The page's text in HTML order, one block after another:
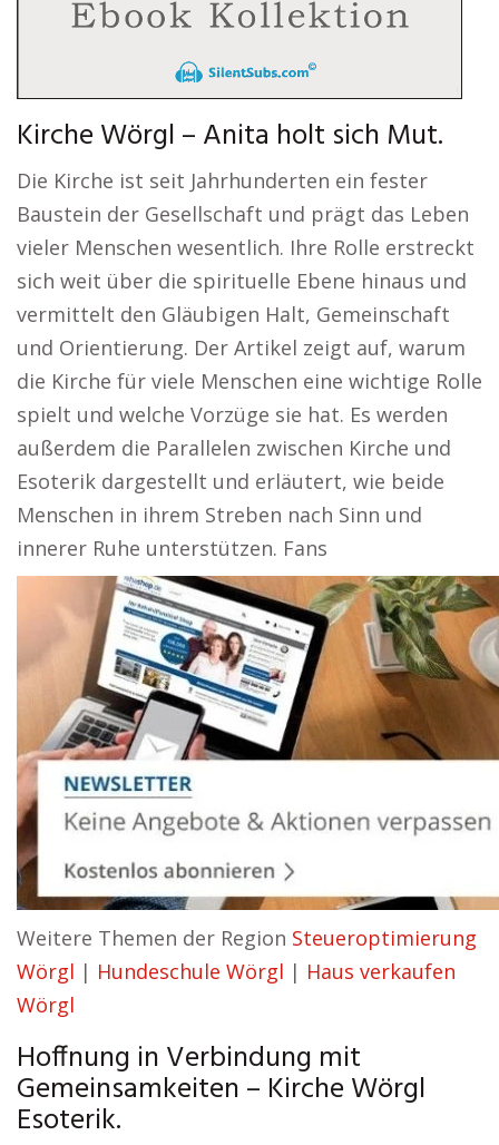
Kirche Wörgl – Anita holt sich Mut.
Die Kirche ist seit Jahrhunderten ein fester
Baustein der Gesellschaft und prägt das Leben
vieler Menschen wesentlich. Ihre Rolle erstreckt
sich weit über die spirituelle Ebene hinaus und
vermittelt den Gläubigen Halt, Gemeinschaft
und Orientierung. Der Artikel zeigt auf, warum
die Kirche für viele Menschen eine wichtige Rolle
spielt und welche Vorzüge sie hat. Es werden
außerdem die Parallelen zwischen Kirche und
Esoterik dargestellt und erläutert, wie beide
Menschen in ihrem Streben nach Sinn und
innerer Ruhe unterstützen. Fans
Weitere Themen der Region Steueroptimierung
Wörgl | Hundeschule Wörgl | Haus verkaufen
Wörgl
Hoffnung in Verbindung mit
Gemeinsamkeiten – Kirche Wörgl
Esoterik.